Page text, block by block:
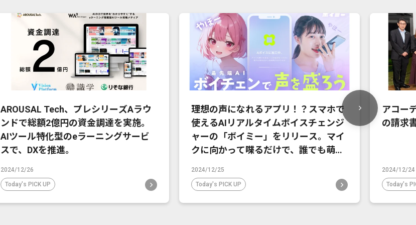
AROUSAL Tech、プレシリーズAラウ
ンドで総額2億円の資金調達を実施。
AIツール特化型のeラーニングサービ
スで、DXを推進。
2024/12/26
Today's PICK UP
理想の声になれるアプリ！？スマホで
使えるAIリアルタイムボイスチェンジ
ャーの「ボイミー」をリリース。マイ
クに向かって喋るだけで、誰でも萌え
2024/12/25
Today's PICK UP
アコー
の請求
2024/12/24
Today's